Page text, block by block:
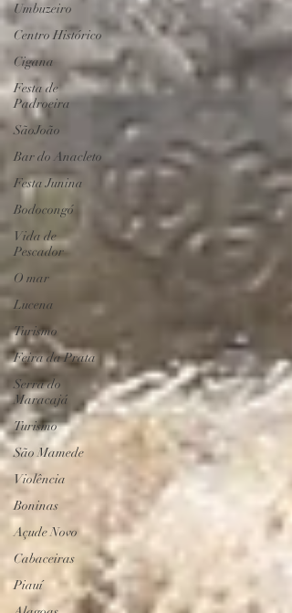
Umbuzeiro
Centro Histórico
Cigana
Festa de
Padroeira
SãoJoão
Bar do Anacleto
Festa Junina
Bodocongó
Vida de
Pescador
O mar
Lucena
Turismo
Feira da Prata
Serra do
Maracajá
Turismo
São Mamede
Violência
Boninas
Açude Novo
Cabaceiras
Piauí